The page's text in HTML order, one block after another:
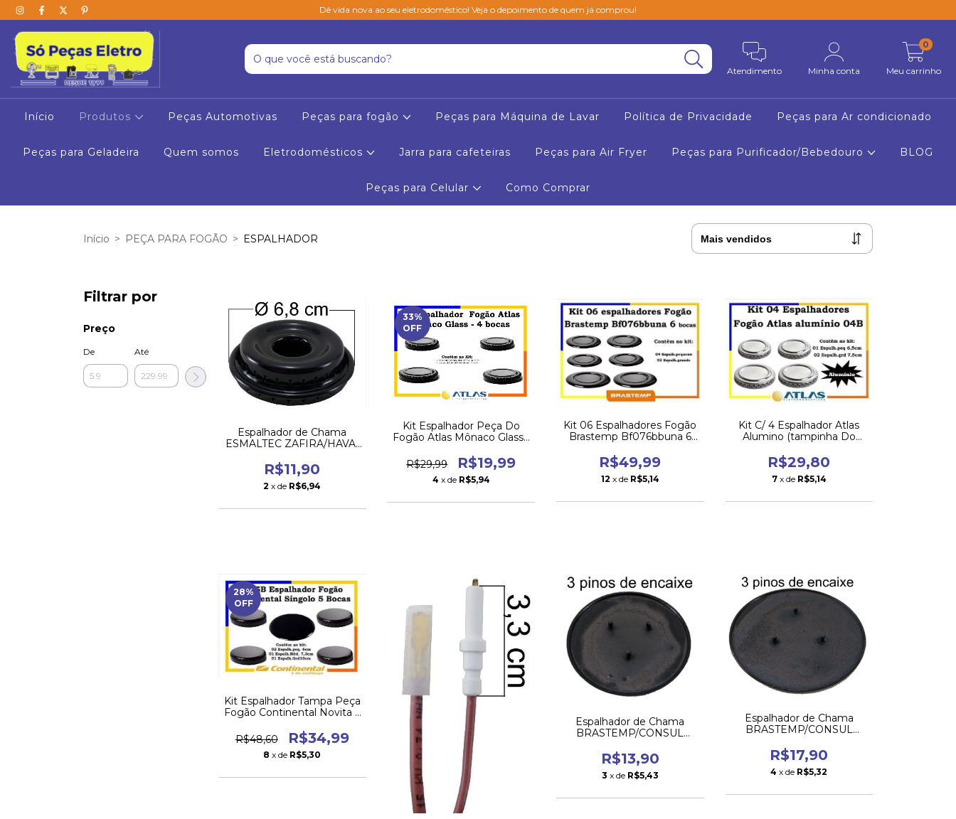
Dê vida nova ao seu eletrodoméstico! Veja o depoimento de quem já comprou!
Atendimento Minha conta Meu carrinho
0
Início Produtos Peças Automotivas Peças para fogão Peças para Máquina de Lavar Política de Privacidade Peças para Ar condicionado
Peças para Geladeira Quem somos Eletrodomésticos Jarra para cafeteiras Peças para Air Fryer Peças para Purificador/Bebedouro BLOG
Peças para Celular Como Comprar
Início > PEÇA PARA FOGÃO > ESPALHADOR
Filtrar por
Preço
De Até
Espalhador de Chama
ESMALTEC ZAFIRA/HAVAI
R$11,90
2 x de R$6,94
33%
OFF
Kit Espalhador Peça Do
Fogão Atlas Mônaco Glass -
R$29,99
R$19,99
4 x de R$5,94
Kit 06 Espalhadores Fogão
Brastemp Bf076bbuna 6
R$49,99
12 x de R$5,14
Kit C/ 4 Espalhador Atlas
Alumino (tampinha Do
R$29,80
7 x de R$5,14
28%
OFF
Kit Espalhador Tampa Peça
Fogão Continental Novita 5
R$48,60
R$34,99
8 x de R$5,30
Espalhador de Chama
BRASTEMP/CONSUL
Pequena
R$13,90
3 x de R$5,43
Espalhador de Chama
BRASTEMP/CONSUL
Grande
R$17,90
4 x de R$5,32